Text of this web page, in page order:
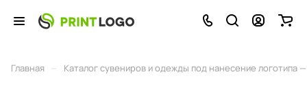
Главная Каталог сувениров и одежды под нанесение логотипа